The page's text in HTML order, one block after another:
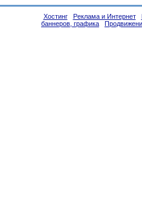
Хостинг Реклама и Интернет
баннеров, графика